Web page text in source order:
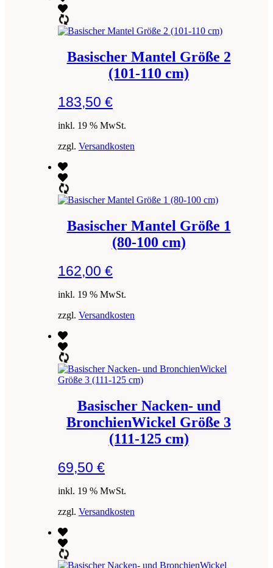
Basischer Mantel Größe 2
(101-110 cm)
183,50 €
inkl. 19 % MwSt.
zzgl. Versandkosten
Basischer Mantel Größe 1
(80-100 cm)
162,00 €
inkl. 19 % MwSt.
zzgl. Versandkosten
Basischer Nacken- und
BronchienWickel Größe 3
(111-125 cm)
69,50 €
inkl. 19 % MwSt.
zzgl. Versandkosten